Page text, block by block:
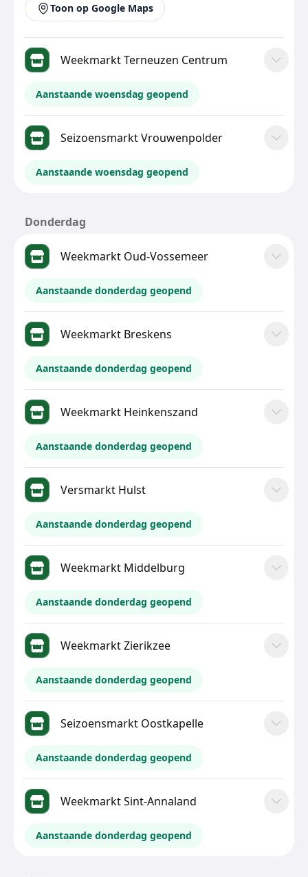
Toon op Google Maps
Weekmarkt Terneuzen Centrum
Aanstaande woensdag geopend
Seizoensmarkt Vrouwenpolder
Aanstaande woensdag geopend
Donderdag
Weekmarkt Oud-Vossemeer
Aanstaande donderdag geopend
Weekmarkt Breskens
Aanstaande donderdag geopend
Weekmarkt Heinkenszand
Aanstaande donderdag geopend
Versmarkt Hulst
Aanstaande donderdag geopend
Weekmarkt Middelburg
Aanstaande donderdag geopend
Weekmarkt Zierikzee
Aanstaande donderdag geopend
Seizoensmarkt Oostkapelle
Aanstaande donderdag geopend
Weekmarkt Sint-Annaland
Aanstaande donderdag geopend